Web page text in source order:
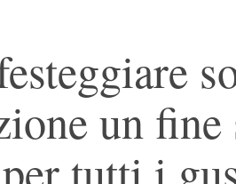
un fine
tutti i